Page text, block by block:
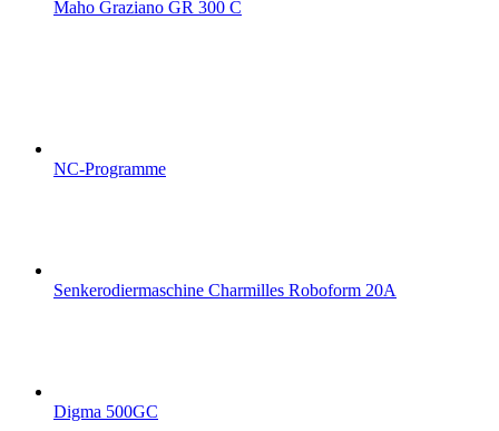
Maho Graziano GR 300 C
NC-Programme
Senkerodiermaschine Charmilles Roboform 20A
Digma 500GC